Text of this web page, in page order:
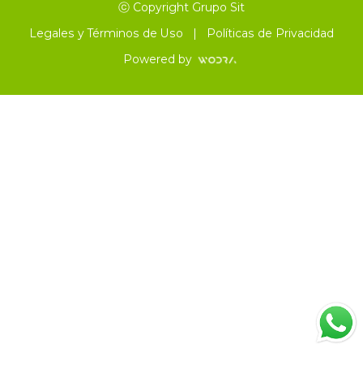
ⓒ Copyright Grupo Sit
Legales y Términos de Uso
Políticas de Privacidad
Powered by